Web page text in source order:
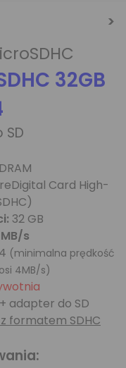
32GB
Card High-
32 GB
s
(minimalna prędkość
4MB/s)
adapter do SD
formatem SDHC